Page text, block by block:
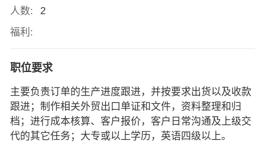
人数:
2
福利:
职位要求
主要负责订单的生产进度跟进，并按要求出货以及收款
跟进；制作相关外贸出口单证和文件，资料整理和归
档；进行成本核算、客户报价，客户日常沟通及上级交
代的其它任务；大专或以上学历，英语四级以上。